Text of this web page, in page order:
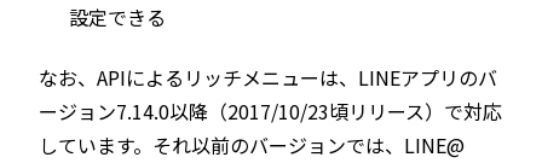
設定できる
なお、APIによるリッチメニューは、LINEアプリのバ
ージョン7.14.0以降（2017/10/23頃リリース）で対応
しています。それ以前のバージョンでは、LINE@